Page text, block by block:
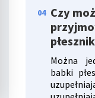
04 Czy
Można
babki